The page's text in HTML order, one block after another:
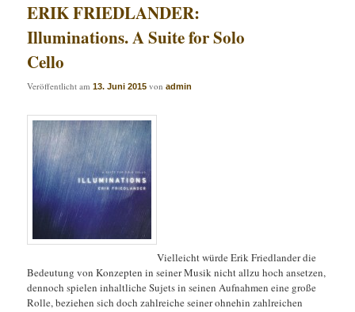
ERIK FRIEDLANDER:
Illuminations. A Suite for Solo
Cello
Veröffentlicht am13. Juni 2015 vonadmin
Vielleicht würde Erik Friedlander die
Bedeutung von Konzepten in seiner Musik nicht allzu hoch ansetzen,
dennoch spielen inhaltliche Sujets in seinen Aufnahmen eine große
Rolle, beziehen sich doch zahlreiche seiner ohnehin zahlreichen